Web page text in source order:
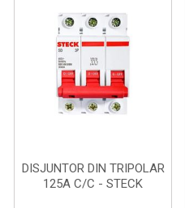
DISJUNTOR DIN TRIPOLAR
125A C/C - STECK